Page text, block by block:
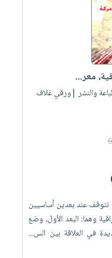
معر...
والنشر |ورقي غلاف
نتوقف عند بعدين أساسيين
وهما: البعد الأول، وضع
في العلاقة بين الس...